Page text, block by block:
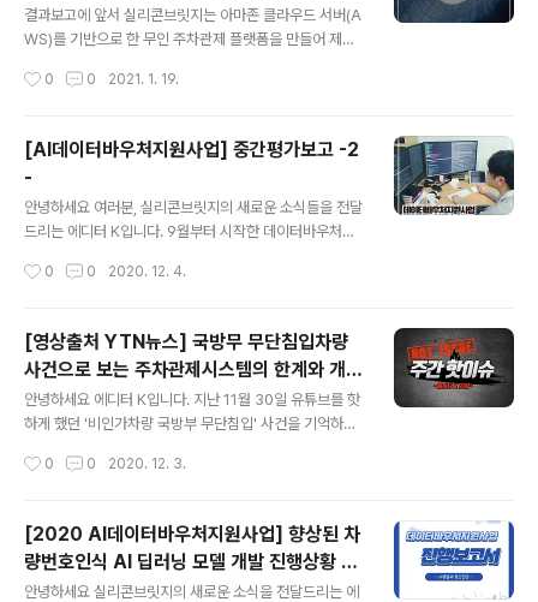
및 담당자 인터뷰
결과보고에 앞서 실리콘브릿지는 아마존 클라우드 서버(A
WS)를 기반으로 한 무인 주차관제 플랫폼을 만들어 제공
관제 플랫폼을 구축해 말단 기기에 구애받지 않는 독보적
S&I의 기술 협력사로 활동하고 있습니다. 최근 주차 관제
시장에 인공 지능(AI) 바람이 불면서 로컬 서버 기반에서
클라우드 기술 기반으로 변화를 꾀하는 기업들이 많아졌는
데요, 실리콘브릿지 또한 한 단계 더 차별화된 기술을 선보
이기 위해 자체 연구개발을 끊이지 않고 있답니다. 2020
량번호인식기는 평균 99.8%의 정인식률을 보이고 있습니
0 0 2021. 1. 19.
[AI데이터바우처지원사업] 중간평가보고 -2
-
안녕하세요 여러분, 실리콘브릿지의 새로운 소식들을 전달
드리는 에디터 K입니다. 9월부터 시작한 데이터바우처사
아왔습니다. 데이터바우처지원사업 선정과정부터 지난 연
[실리콘브릿지 새소식] - [2020 하반기 소식] 실리콘브릿
지 AI데이터바우처지원사업 우선협약대상 선정 [2020 하
반기 소식] 실리콘브릿지 AI데이터바우처지원사업 우선협
약대상 선정 공유경제, 자율주행, 무인주행차 등의 단어가
낯설지 않은 시대입니다. 초연결사회 진입에 발맞춰 모빌
되었습니다. 이제 주차장은 단순 siliconbridge-eyeva
0 0 2020. 12. 4.
[영상출처 YTN뉴스] 국방무 무단침입차량
사건으로 보는 주차관제시스템의 한계와 개선
솔루션
안녕하세요 에디터 K입니다. ​지난 11월 30일 유튜브를 핫
하게 했던 '비인가차량 국방부 무단침입' 사건을 기억하시
관제시스템을 통과했는데, 해당 차량에 대한 상부 보고가
사입니다. ​(영상을 못보신 분들을 위해 YTN 뉴스 주소를
공유해드립니다) ▼ 출처 │YTN 뉴스 ▼ www.youtub
e.com/watch?v=XyGTEu_BbOM 댓글의 대부분은 국
방부의 보안 및 안전불감증을 우려했지만 주차관제시스템
0 0 2020. 12. 3.
[2020 AI데이터바우처지원사업] 향상된 차
량번호인식 AI 딥러닝 모델 개발 진행상황 공
유
안녕하세요 실리콘브릿지의 새로운 소식을 전달드리는 에